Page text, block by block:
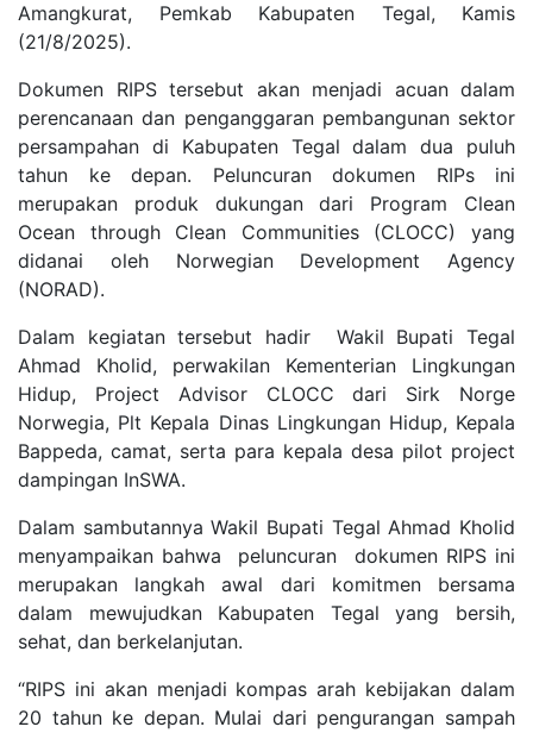
Amangkurat, Pemkab Kabupaten Tegal, Kamis
(21/8/2025).
Dokumen RIPS tersebut akan menjadi acuan dalam
perencanaan dan penganggaran pembangunan sektor
persampahan di Kabupaten Tegal dalam dua puluh
tahun ke depan. Peluncuran dokumen RIPs ini
merupakan produk dukungan dari Program Clean
Ocean through Clean Communities (CLOCC) yang
didanai oleh Norwegian Development Agency
(NORAD).
Dalam kegiatan tersebut hadir Wakil Bupati Tegal
Ahmad Kholid, perwakilan Kementerian Lingkungan
Hidup, Project Advisor CLOCC dari Sirk Norge
Norwegia, Plt Kepala Dinas Lingkungan Hidup, Kepala
Bappeda, camat, serta para kepala desa pilot project
dampingan InSWA.
Dalam sambutannya Wakil Bupati Tegal Ahmad Kholid
menyampaikan bahwa peluncuran dokumen RIPS ini
merupakan langkah awal dari komitmen bersama
dalam mewujudkan Kabupaten Tegal yang bersih,
sehat, dan berkelanjutan.
“RIPS ini akan menjadi kompas arah kebijakan dalam
20 tahun ke depan. Mulai dari pengurangan sampah